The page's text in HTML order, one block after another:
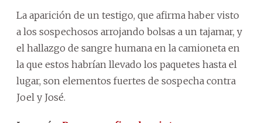
La aparición de un testigo, que afirma haber visto
a los sospechosos arrojando bolsas a un tajamar, y
el hallazgo de sangre humana en la camioneta en
la que estos habrían llevado los paquetes hasta el
lugar, son elementos fuertes de sospecha contra
Joel y José.